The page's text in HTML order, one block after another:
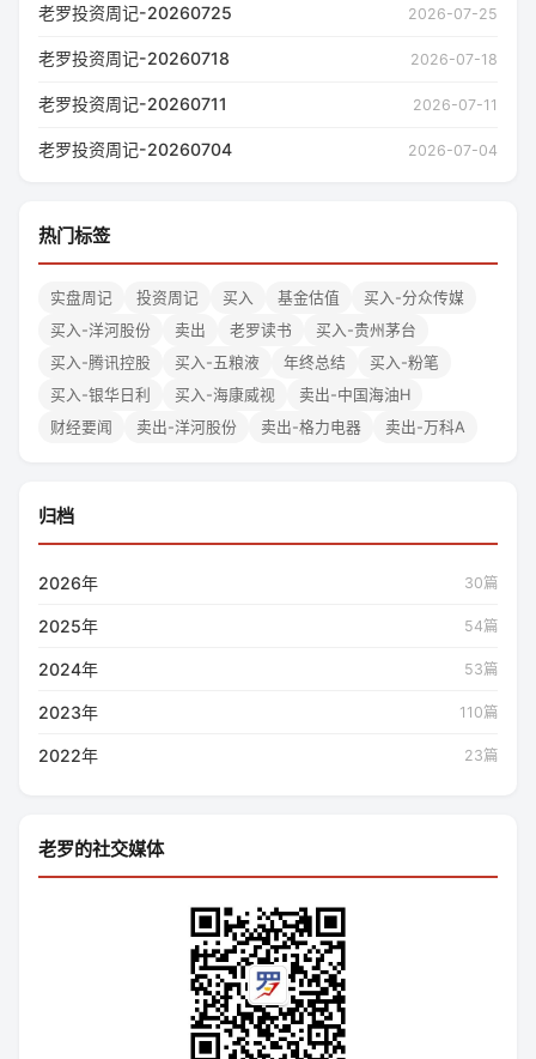
老罗投资周记-20260725 2026-07-25
老罗投资周记-20260718 2026-07-18
老罗投资周记-20260711 2026-07-11
老罗投资周记-20260704 2026-07-04
热门标签
实盘周记 投资周记 买入 基金估值
买入-分众传媒
买入-洋河股份
卖出 老罗读书
买入-贵州茅台
买入-腾讯控股
买入-五粮液 年终总结
买入-粉笔
买入-银华日利
买入-海康威视
卖出-中国海油H
财经要闻
卖出-洋河股份 卖出-格力电器 卖出-万科A
归档
2026年 30篇
2025年 54篇
2024年 53篇
2023年 110篇
2022年 23篇
老罗的社交媒体